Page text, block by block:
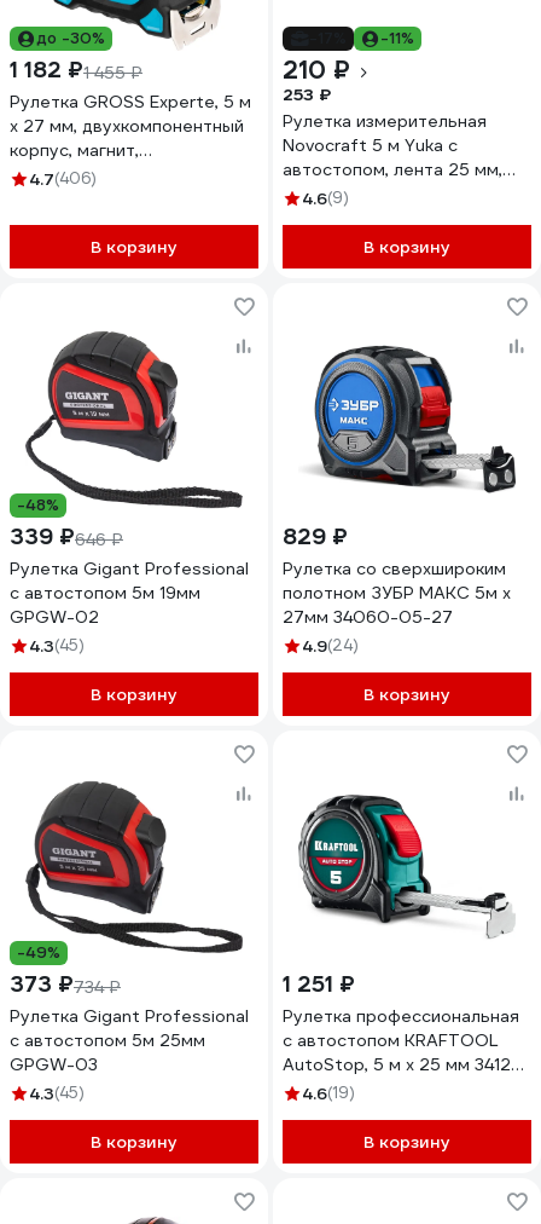
до -30%
1 182 ₽1 455 ₽
Рулетка GROSS Experte, 5 м
x 27 мм, двухкомпонентный
корпус, магнит,
двухсторонняя разметка,
4.7(406)
В корзину
-11%
210 ₽
253 ₽
Рулеткa измерительная
Novocraft 5 м Yuka с
автостопом, лента 25 мм,
магнитный крюк, уп. 1 шт.
4.6(9)
В корзину
-48%
339 ₽646 ₽
Рулетка Gigant Professional
с автостопом 5м 19мм
GPGW-02
4.3(45)
В корзину
829 ₽
Рулетка со сверхшироким
полотном ЗУБР МАКС 5м х
27мм 34060-05-27
4.9(24)
В корзину
-49%
373 ₽734 ₽
Рулетка Gigant Professional
с автостопом 5м 25мм
GPGW-03
4.3(45)
В корзину
1 251 ₽
Рулетка профессиональная
с автостопом KRAFTOOL
AutoStop, 5 м x 25 мм 3412-
5-25_z01
4.6(19)
В корзину